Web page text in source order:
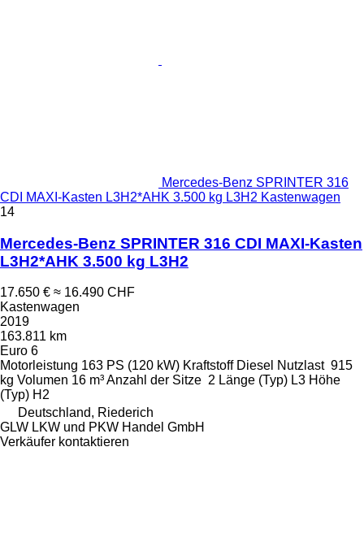
Mercedes-Benz SPRINTER 316
CDI MAXI-Kasten L3H2*AHK 3.500 kg L3H2 Kastenwagen
14
Mercedes-Benz SPRINTER 316 CDI MAXI-Kasten
L3H2*AHK 3.500 kg L3H2
17.650 € ≈ 16.490 CHF
Kastenwagen
2019
163.811 km
Euro 6
Motorleistung 163 PS (120 kW) Kraftstoff Diesel Nutzlast 915
kg Volumen 16 m³Anzahl der Sitze 2 Länge (Typ) L3 Höhe
(Typ) H2
Deutschland, Riederich
GLW LKW und PKW Handel GmbH
Verkäufer kontaktieren